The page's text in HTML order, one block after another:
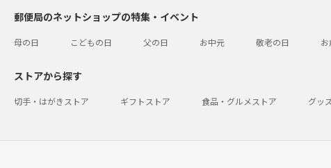
郵便局のネットショップの特集・イベント
母の日 こどもの日 父の日 お中元 敬老の日
ストアから探す
切手・はがきストア ギフトストア 食品・グルメストア グッ